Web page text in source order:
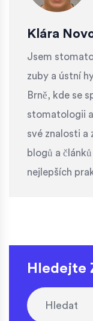
Klára
Jsem
zuby a ústní
Brně, kde se
stomatologii
své znalosti
blogů a
nejlepších
Hledejte